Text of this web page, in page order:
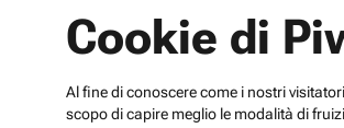
Cookie di
Al fine di conoscere come i nostri
scopo di capire meglio le modalità di